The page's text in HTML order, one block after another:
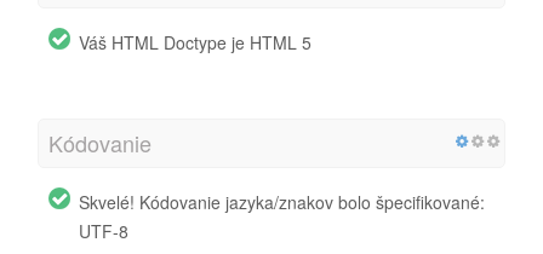
Váš HTML Doctype je HTML 5
Kódovanie
Skvelé! Kódovanie jazyka/znakov bolo špecifikované:
UTF-8